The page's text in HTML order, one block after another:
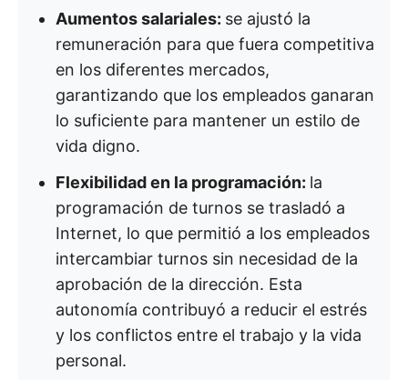
Aumentos salariales: se ajustó la
remuneración para que fuera competitiva
en los diferentes mercados,
garantizando que los empleados ganaran
lo suficiente para mantener un estilo de
vida digno.
Flexibilidad en la programación: la
programación de turnos se trasladó a
Internet, lo que permitió a los empleados
intercambiar turnos sin necesidad de la
aprobación de la dirección. Esta
autonomía contribuyó a reducir el estrés
y los conflictos entre el trabajo y la vida
personal.